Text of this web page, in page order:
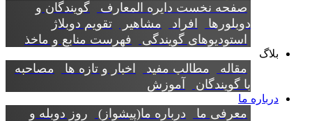
صفحه نخست دایره المعارف
گویندگان و
دوبلورها
افراد مشاهیر
تقویم دوبلاژ
استودیوهای گویندگی
فهرست منابع و ماخذ
بلاگ
مقاله مطالب مفید اخبار و تازه ها
مصاحبه
با گویندگان
آموزش
درباره ما
معرفی ما درباره ما(پیشواز)
روز دوبله و